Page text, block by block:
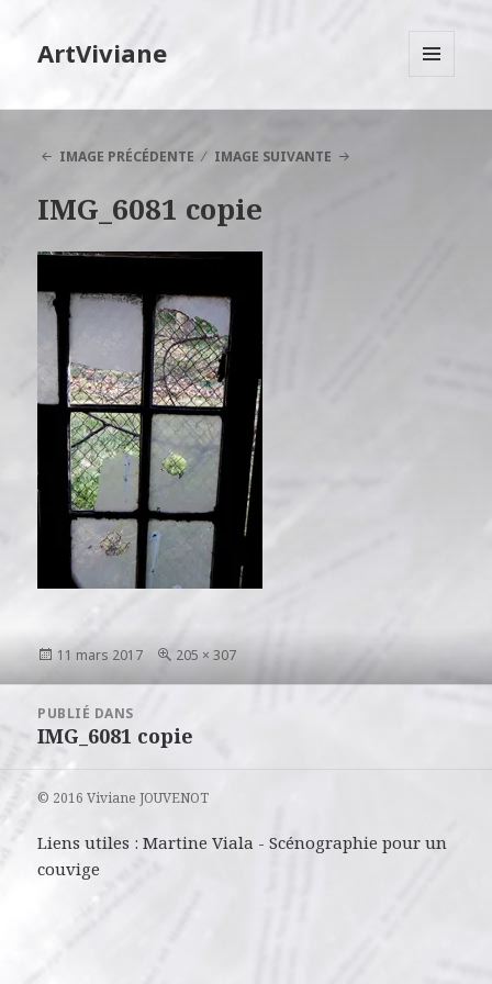
ArtViviane
IMAGE PRÉCÉDENTE
IMAGE SUIVANTE
IMG_6081 copie
Publié
11 mars 2017
Taille
205 × 307
l’article
PUBLIÉ DANS
IMG_6081 copie
© 2016 Viviane JOUVENOT
Liens utiles :Martine Viala -Scénographie pour un
couvige